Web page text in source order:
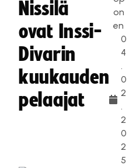
Nissilä
ovat Inssi-
Divarin
kuukauden
pelaajat
on
en
0
4
.
0
2
.
2
0
2
5